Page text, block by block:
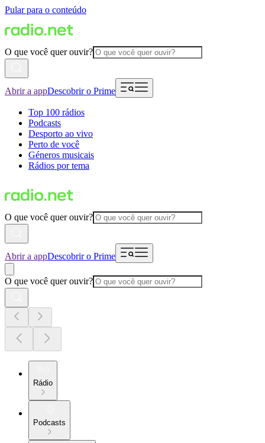
Pular para o conteúdo
O que você quer ouvir?
Abrir a appDescobrir o Prime
Top 100 rádios
Podcasts
Desporto ao vivo
Perto de você
Géneros musicais
Rádios por tema
O que você quer ouvir?
Abrir a appDescobrir o Prime
O que você quer ouvir?
Rádio
Podcasts